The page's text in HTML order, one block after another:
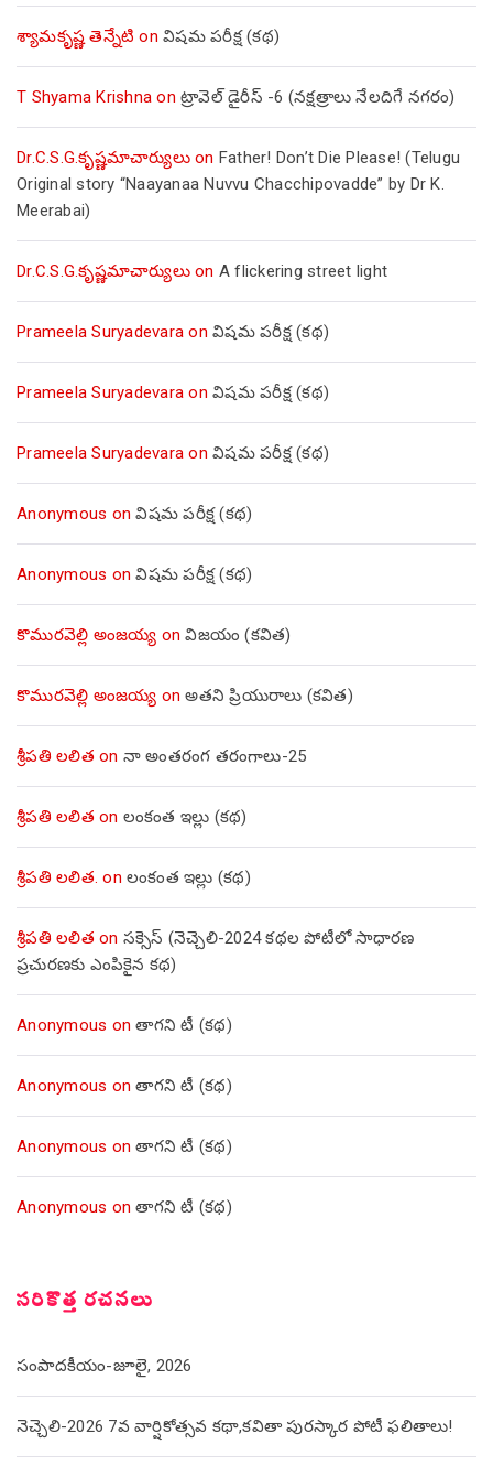
శ్యామకృష్ణ తెన్నేటి on విషమ పరీక్ష (క‌థ‌)
T Shyama Krishna on ట్రావెల్ డైరీస్ -6 (నక్షత్రాలు నేలదిగే నగరం)
Dr.C.S.G.కృష్ణమాచార్యులుon Father! Don’t Die Please! (Telugu
Original story “Naayanaa Nuvvu Chacchipovadde” by Dr K.
Meerabai)
Dr.C.S.G.కృష్ణమాచార్యులుon A flickering street light
Prameela Suryadevara on విషమ పరీక్ష (క‌థ‌)
Prameela Suryadevara on విషమ పరీక్ష (క‌థ‌)
Prameela Suryadevara on విషమ పరీక్ష (క‌థ‌)
Anonymous onవిషమ పరీక్ష (క‌థ‌)
Anonymous onవిషమ పరీక్ష (క‌థ‌)
కొమురవెల్లి అంజయ్య onవిజయం (కవిత)
కొమురవెల్లి అంజయ్య onఅతని ప్రియురాలు (కవిత)
శ్రీపతి లలిత on నా అంతరంగ తరంగాలు-25
శ్రీపతి లలిత on లంకంత ఇల్లు (కథ)
శ్రీపతి లలిత. on లంకంత ఇల్లు (కథ)
శ్రీపతి లలిత on సక్సెస్ (నెచ్చెలి-2024 కథల పోటీలో సాధారణ
ప్రచురణకు ఎంపికైన కథ)
Anonymous onతాగని టీ (కథ)
Anonymous onతాగని టీ (కథ)
Anonymous onతాగని టీ (కథ)
Anonymous onతాగని టీ (కథ)
సరికొత్త రచనలు
సంపాదకీయం-జూలై, 2026
నెచ్చెలి-2026 7వ వార్షికోత్సవ కథా,కవితా పురస్కార పోటీ ఫలితాలు!